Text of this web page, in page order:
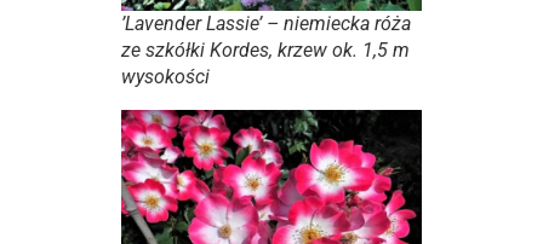
’Lavender Lassie’ – niemiecka róża
ze szkółki Kordes, krzew ok. 1,5 m
wysokości